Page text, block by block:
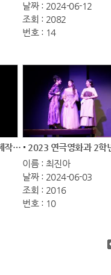
날짜 : 2024-06-12
조회 : 2082
번호 : 14
2023 연극영화과 2학년 연극제작발표
이름 : 최진아
날짜 : 2024-06-03
조회 : 2016
번호 : 10